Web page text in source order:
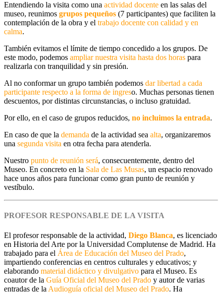
Entendiendo la visita como una actividad docente en las salas del
museo, reunimos grupos pequeños (7 participantes) que faciliten la
contemplación de la obra y el trabajo docente con calidad y en
calma.
También evitamos el límite de tiempo concedido a los grupos. De
este modo, podemos ampliar nuestra visita hasta dos horas para
realizarla con tranquilidad y sin presión.
Al no conformar un grupo también podemos darlibertad a cada
participante respecto a la forma de ingreso. Muchas personas tienen
descuentos, por distintas circunstancias, o incluso gratuidad.
Por ello, en el caso de grupos reducidos, no incluimos la entrada.
En caso de que la demanda de la actividad sea alta, organizaremos
una segunda visita en otra fecha para atenderla.
Nuestro punto de reunión será, consecuentemente, dentro del
Museo. En concreto en la Sala de Las Musas, un espacio renovado
hace unos años para funcionar como gran punto de reunión y
vestíbulo.
PROFESOR RESPONSABLE DE LA VISITA
El profesor responsable de la actividad, Diego Blanca, es licenciado
en Historia del Arte por la Universidad Complutense de Madrid. Ha
trabajado para el Área de Educación del Museo del Prado,
impartiendo conferencias en centros culturales y educativos; y
elaborando material didáctico y divulgativo para el Museo. Es
coautor de la Guía Oficial del Museo del Prado y autor de varias
entradas de la Audioguía oficial del Museo del Prado. Ha